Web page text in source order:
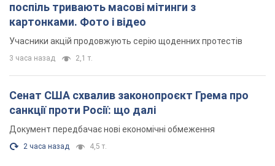
поспіль тривають масові мітинги з
картонками. Фото і відео
Учасники акцій продовжують серію щоденних протестів
3 часа назад 2,1 т.
Сенат США схвалив законопроєкт Грема про
санкції проти Росії: що далі
Документ передбачає нові економічні обмеження
2 часа назад 4,5 т.